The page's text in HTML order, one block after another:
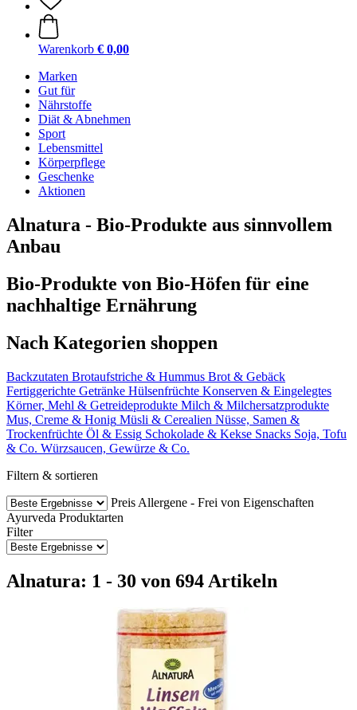
Warenkorb € 0,00
Marken
Gut für
Nährstoffe
Diät & Abnehmen
Sport
Lebensmittel
Körperpflege
Geschenke
Aktionen
Alnatura - Bio-Produkte aus sinnvollem
Anbau
Bio-Produkte von Bio-Höfen für eine
nachhaltige Ernährung
Nach Kategorien shoppen
Backzutaten Brotaufstriche & Hummus Brot & Gebäck
Fertiggerichte Getränke Hülsenfrüchte Konserven & Eingelegtes
Körner, Mehl & Getreideprodukte Milch & Milchersatzprodukte
Mus, Creme & Honig Müsli & Cerealien Nüsse, Samen &
Trockenfrüchte Öl & Essig Schokolade & Kekse Snacks Soja, Tofu
& Co. Würzsaucen, Gewürze & Co.
Filtern & sortieren
Preis Allergene - Frei von Eigenschaften
Ayurveda Produktarten
Filter
Alnatura: 1 - 30 von 694 Artikeln